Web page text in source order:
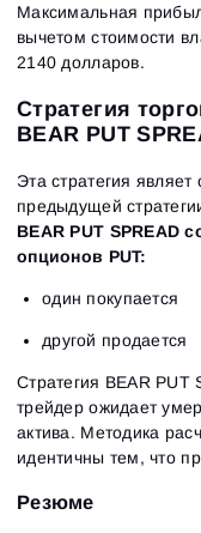
Максимальная
вычетом стоимости
2140 долларов.
Стратегия
BEAR PUT
Эта стратегия
предыдущей
BEAR PUT SPREAD
опционов PUT:
один покупается
другой продается
Стратегия BEAR PUT
трейдер ожидает
актива. Методика
идентичны тем, что
Резюме